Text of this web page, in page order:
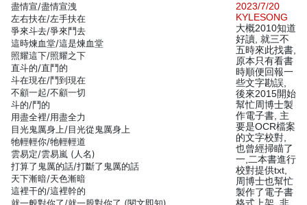
盡情宣/盡情宣洩
左右扶在/左手扶在
爭來斗去/爭來鬥去
這時煉血堂/這是煉血堂
照耀這下/照耀之下
直斗的/直鬥的
斗在現在/鬥到現在
不顧一起/不顧一切
斗的/鬥的
用盡全裡/用盡全力
目光鬼厲身上/目光從鬼厲身上
牠輕輕你/牠輕輕道
雲易定/雲易嵐 (人名)
打算了鬼厲的話/打斷了鬼厲的話
天下漸暗/天色漸暗
這裡干的/這裡幹的
2023/7/20
KYLESONG
大概2010知道
好讀, 就三不
五時來此找書,
原本只有看書
時順便回報一
些文字勘誤,
後來2015開始
幫忙周博士製
作電子書, 主
要是OCR檔案
的文字校對,
也曾經掃瞄了
一,二本書進行
校對提供txt,
周博士也幫忙
製作了電子書